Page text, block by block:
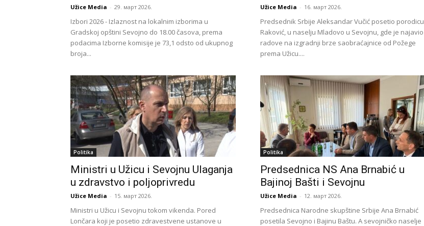
Užice Media - 29. март 2026.
Izbori 2026 - Izlaznost na lokalnim izborima u
Gradskoj opštini Sevojno do 18.00 časova, prema
podacima Izborne komisije je 73,1 odsto od ukupnog
broja...
Užice Media - 16. март 2026.
Predsednik Srbije Aleksandar Vučić posetio porodicu
Raković, u naselju Mladovo u Sevojnu, gde je najavio
radove na izgradnji brze saobraćajnice od Požege
prema Užicu....
Politika
Ministri u Užicu i Sevojnu Ulaganja
u zdravstvo i poljoprivredu
Užice Media - 15. март 2026.
Ministri u Užicu i Sevojnu tokom vikenda. Pored
Lončara koji je posetio zdravestvene ustanove u
Politika
Predsednica NS Ana Brnabić u
Bajinoj Bašti i Sevojnu
Užice Media - 12. март 2026.
Predsednica Narodne skupštine Srbije Ana Brnabić
posetila Sevojno i Bajinu Baštu. A sevojničko naselje